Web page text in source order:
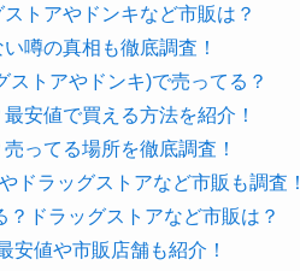
トアやドンキなど市販は？
噂の真相も徹底調査！
トアやドンキ)で売ってる？
安値で買える方法を紹介！
ってる場所を徹底調査！
ドラッグストアなど市販も調査！
ドラッグストアなど市販は？
安値や市販店舗も紹介！